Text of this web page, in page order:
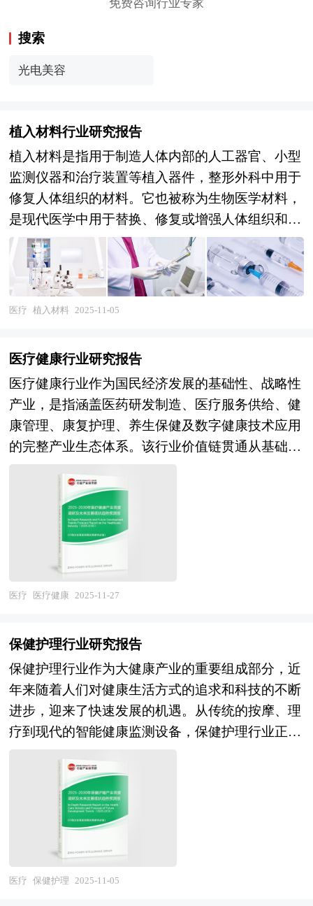
免费咨询行业专家
搜索
光电美容
植入材料行业研究报告
植入材料是指用于制造人体内部的人工器官、小型
监测仪器和治疗装置等植入器件，整形外科中用于
修复人体组织的材料。它也被称为生物医学材料，
是现代医学中用于替换、修复或增强人体组织和器
官功能的关键材料。 植入材料研究报告对植入材
料行业研究的内容和方法进行全面的阐述和论证，
对研究过程中所获取的植入材料资料进行全面系统
的整理和分析，通过图表、统计结果及文献资料，
映客观情况，叙述、说明、推断、引用均恰如其
分。文字、用词应力求准确。研究报告的文字也简
单、明了、通顺、流畅，既明白如话，又把研究的
效果准确地、科学地表达出来。植入材料研究报告
以行业为研究对象，并基于行业的现状，行业经济
业经营分析，行业产业链分析，市场集中度等现实
指标，分析预测行业的发展前景和投资价值。通过
最深入的数据挖掘，对行业进行严谨分析，从多个
角度去评估企业市场地位，准确挖掘企业的成长
性，已经为众多企业带来了最专业的研究和最有价
值的咨询服务过程。 本研究咨询报告由中研普华
上，主要依据了国家统计局、国家商务部、国家发
改委、国家经济信息中心、国务院发展研究中心、
国家海关总署、全国商业信息中心、中国经济景气
监测中心、中国行业研究网以及国内外多种相关报
刊杂志媒体提供的最新研究资料。本报告对国内外
对我国行业市场情况、技术现状、供需形势作了详
尽研究，重点分析了国内外重点企业、行业发展趋
势以及行业投资情况，报告还对植入材料下游行业
的发展进行了探讨，是植入材料及相关企业、投资
部门、研究机构准确了解目前中国市场发展动态，
把握植入材料行业发展方向，为企业经营决策提供
医疗 植入材料 2025-11-05
医疗健康行业研究报告
医疗健康行业作为国民经济发展的基础性、战略性
产业，是指涵盖医药研发制造、医疗服务供给、健
康管理、康复护理、养生保健及数字健康技术应用
的完整产业生态体系。该行业价值链贯通从基础研
基层医疗、健康管理、商业保险及养老服务等多元
服务场景，在国民经济中兼具科技密集型、消费服
务型和公共事业多重属性。作为"健康中国"战略与
人民美好生活需求的核心交汇点，医疗健康不仅是
破解人口老龄化、慢病负担加重等重大社会挑战的
物质基础，更是承载精准医疗、价值医疗、主动健
统的疾病治疗服务跃升为服务国家生物安全、提升
本研究咨询报告由中研普华咨询公司领衔撰写，在
大量周密的市场调研基础上，主要依据了国家统计
局、国家商务部、国家发改委、国家经济信息中
心、国务院发展研究中心、国家海关总署、全国商
业信息中心、中国经济景气监测中心、中国行业研
究网、全国及海外相关报刊杂志的基础信息以及医
疗健康行业研究单位等公布和提供的大量资料。报
告对我国医疗健康行业的供需状况、发展现状、子
行业发展变化等进行了分析，重点分析了国内外医
疗健康行业的发展现状、如何面对行业的发展挑
战、行业的发展建议、行业竞争力，以及行业的投
医疗 医疗健康 2025-11-27
保健护理行业研究报告
保健护理行业作为大健康产业的重要组成部分，近
年来随着人们对健康生活方式的追求和科技的不断
进步，迎来了快速发展的机遇。从传统的按摩、理
疗到现代的智能健康监测设备，保健护理行业正朝
不仅满足了人们对健康管理和疾病预防的需求，还
推动了整个行业的技术创新和市场拓展。 目前，
保健护理行业在技术创新方面取得了显著进展。一
方面，智能健康监测设备通过集成先进的传感器技
术，能够实时监测人体的生理指标，如心率、血
压、血糖等，为用户提供及时的健康反馈。另一方
医疗 保健护理 2025-11-05